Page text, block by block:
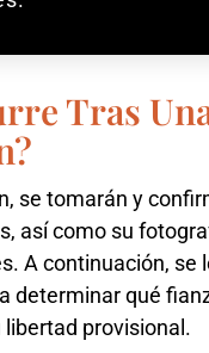
Tras
se tomarán y
así como su
A continuación, se
determinar qué
libertad provisional.